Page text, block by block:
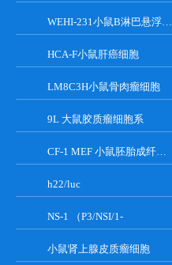
WEHI-231小鼠B淋巴悬浮细胞系
HCA-F小鼠肝癌细胞
LM8C3H小鼠骨肉瘤细胞
9L 大鼠胶质瘤细胞系
CF-1 MEF 小鼠胚胎成纤维细胞系
h22/luc
NS-1 （P3/NSI/1-
小鼠肾上腺皮质瘤细胞